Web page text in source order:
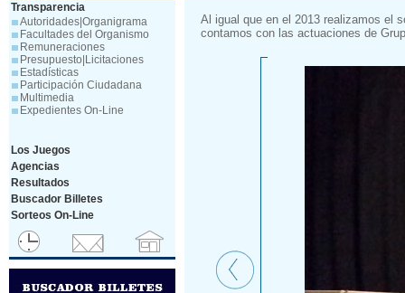
Transparencia
Autoridades|Organigrama
Facultades del Organismo
Remuneraciones
Presupuesto|Licitaciones
Estadísticas
Participación Ciudadana
Multimedia
Expedientes On-Line
Los Juegos
Agencias
Resultados
Buscador Billetes
Sorteos On-Line
Al igual que en el 2013 realizamos el
contamos con las actuaciones de